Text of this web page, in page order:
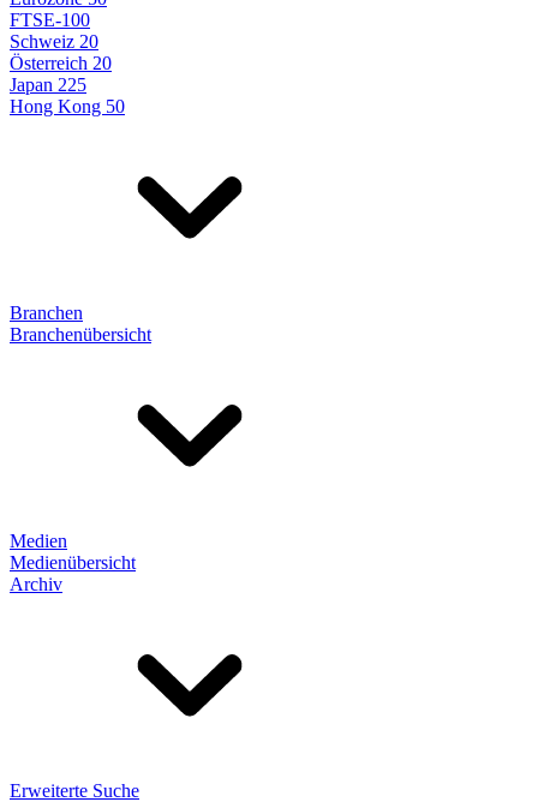
FTSE-100
Schweiz 20
Österreich 20
Japan 225
Hong Kong 50
Branchen
Branchenübersicht
Medien
Medienübersicht
Archiv
Erweiterte Suche